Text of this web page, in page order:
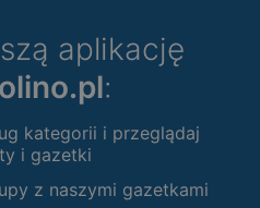
aplikację
:
kategorii i przeglądaj
i gazetki
z naszymi gazetkami